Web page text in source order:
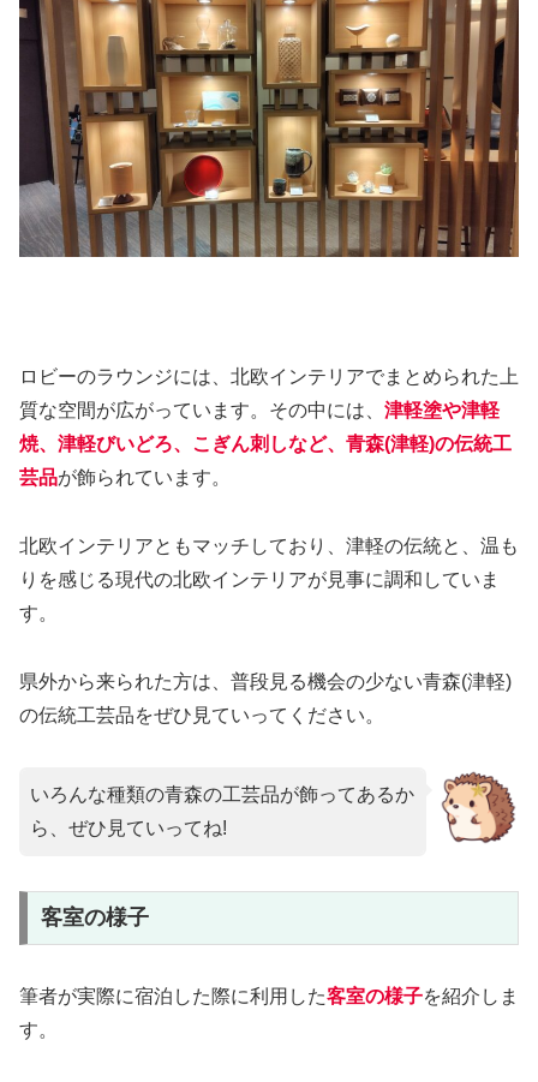
ロビーのラウンジには、北欧インテリアでまとめられた上
質な空間が広がっています。その中には、 津軽塗や津軽
焼、津軽びいどろ、こぎん刺しなど、青森(津軽)の伝統工
芸品が飾られています。
北欧インテリアともマッチしており、津軽の伝統と、温も
りを感じる現代の北欧インテリアが見事に調和していま
す。
県外から来られた方は、普段見る機会の少ない青森(津軽)
の伝統工芸品をぜひ見ていってください。
いろんな種類の青森の工芸品が飾ってあるか
ら、ぜひ見ていってね!
客室の様子
筆者が実際に宿泊した際に利用した客室の様子を紹介しま
す。